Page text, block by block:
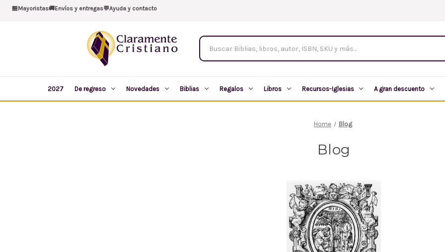
🏪Mayoristas🚚Envíos y entregas💬Ayuda y contacto
Buscar
productos
2027 De regreso Novedades Biblias Regalos Libros Recursos-Iglesias A gran descuento
Home Blog
Blog